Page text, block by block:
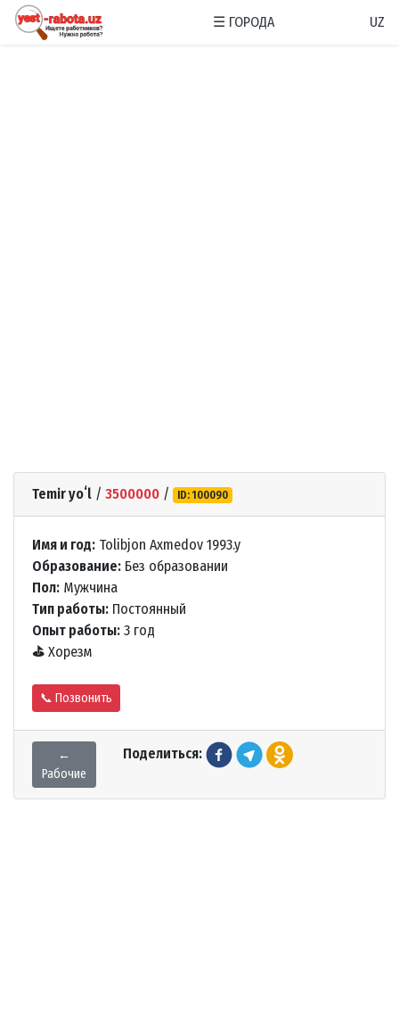
☰ ГОРОДА UZ
Temir yoʻl / 3500000 / ID: 100090
Имя и год: Tolibjon Axmedov 1993.y
Образование: Без образовании
Пол: Мужчина
Тип работы: Постоянный
Опыт работы: 3 год
⛳ Хорезм
📞 Позвонить
←
Рабочие
Поделиться: